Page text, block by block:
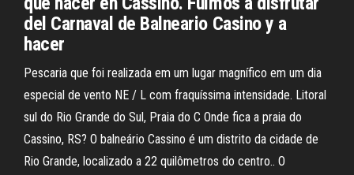
del Carnaval de Balneario Casino y a
hacer
Pescaria que foi realizada em um lugar magnífico em um dia
especial de vento NE / L com fraquíssima intensidade. Litoral
sul do Rio Grande do Sul, Praia do C Onde fica a praia do
Cassino, RS? O balneário Cassino é um distrito da cidade de
Rio Grande, localizado a 22 quilômetros do centro.. O